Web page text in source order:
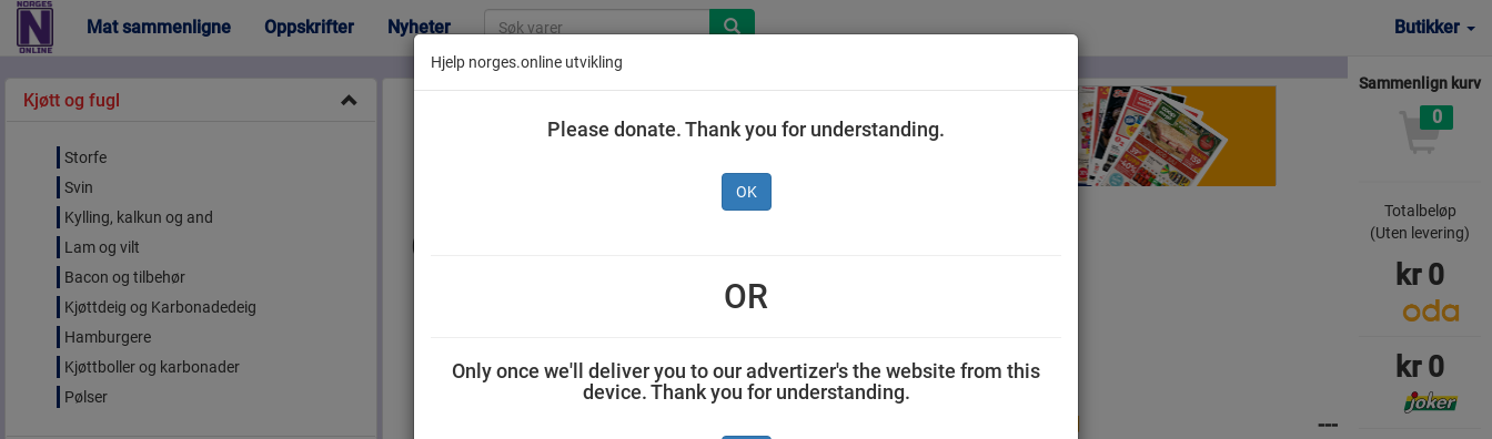
Mat sammenligne Oppskrifter Nyheter Butikker
Kjøtt og fugl
Storfe
Svin
Kylling, kalkun og and
Lam og vilt
Bacon og tilbehør
Kjøttdeig og Karbonadedeig
Hamburgere
Kjøttboller og karbonader
Pølser
Grilstad Hamburger Frossen,
8 x 100 g
---
Sammenlign kurv
0
Totalbeløp
(Uten levering)
kr 0
kr 0
Hjelp norges.online utvikling
Please donate. Thank you for understanding.
OK
OR
Only once we'll deliver you to our advertizer's the website from this
device. Thank you for understanding.